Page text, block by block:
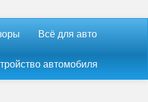
Всё для авто
автомобиля